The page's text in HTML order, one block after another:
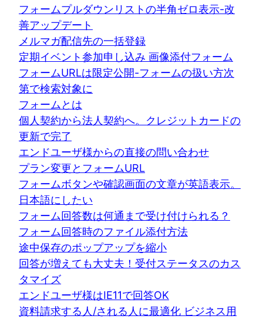
フォームプルダウンリストの半角ゼロ表示-改
善アップデート
メルマガ配信先の一括登録
定期イベント参加申し込み 画像添付フォーム
フォームURLは限定公開-フォームの扱い方次
第で検索対象に
フォームとは
個人契約から法人契約へ。クレジットカードの
更新で完了
エンドユーザ様からの直接の問い合わせ
プラン変更とフォームURL
フォームボタンや確認画面の文章が英語表示。
日本語にしたい
フォーム回答数は何通まで受け付けられる？
フォーム回答時のファイル添付方法
途中保存のポップアップを縮小
回答が増えても大丈夫！受付ステータスのカス
タマイズ
エンドユーザ様はIE11で回答OK
資料請求する人/される人に最適化 ビジネス用